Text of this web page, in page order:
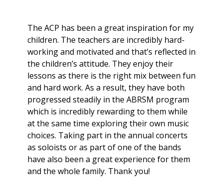
The ACP has been a great inspiration for my
children. The teachers are incredibly hard-
working and motivated and that’s reflected in
the children’s attitude. They enjoy their
lessons as there is the right mix between fun
and hard work. As a result, they have both
progressed steadily in the ABRSM program
which is incredibly rewarding to them while
at the same time exploring their own music
choices. Taking part in the annual concerts
as soloists or as part of one of the bands
have also been a great experience for them
and the whole family. Thank you!